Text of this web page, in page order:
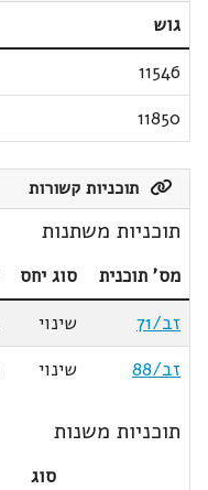
גוש
11546
11850
תוכניות קשורות
תוכניות משתנות
מס' תוכנית סוג יחס
זב/71
שינוי
זב/88
שינוי
תוכניות משנות
סוג